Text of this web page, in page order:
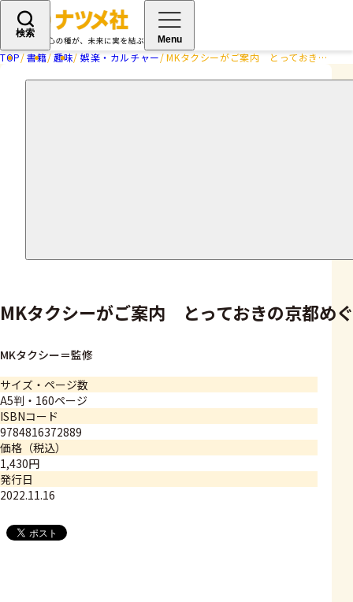
検索
Menu
TOP 書籍 趣味 娯楽・カルチャー MKタクシーがご案内 とっておきの京都めぐり
MKタクシーがご案内 とっておきの京都め
MKタクシー＝監修
サイズ・ページ数
A5判・160ページ
ISBNコード
9784816372889
価格（税込）
1,430円
発行日
2022.11.16